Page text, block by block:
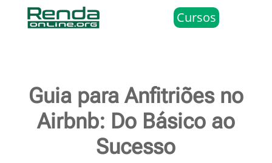
Cursos
Guia para Anfitriões no
Airbnb: Do Básico ao
Sucesso